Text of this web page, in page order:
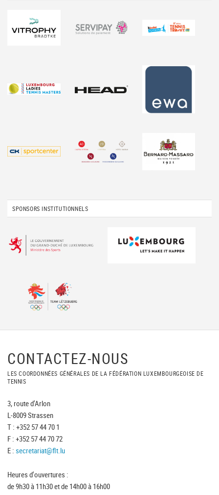
SPONSORS INSTITUTIONNELS
CONTACTEZ-NOUS
LES COORDONNÉES GÉNÉRALES DE LA FÉDÉRATION LUXEMBOURGEOISE DE
TENNIS
3, route d'Arlon
L-8009 Strassen
T : +352 57 44 70 1
F : +352 57 44 70 72
E : secretariat@flt.lu
Heures d'ouvertures :
de 9h30 à 11h30 et de 14h00 à 16h00